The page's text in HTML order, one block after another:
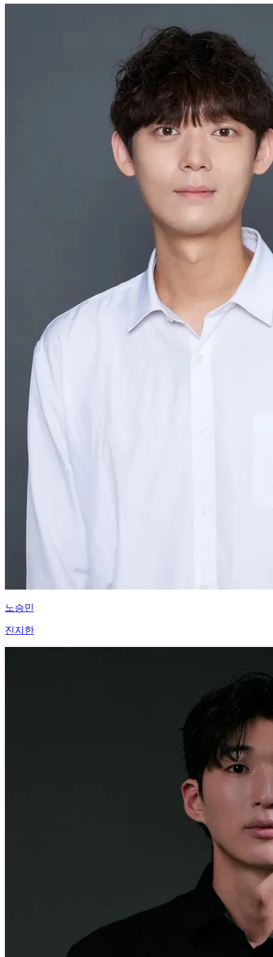
노승민
진지한